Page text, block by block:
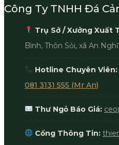
Công Ty TNHH Đá
Trụ Sở / Xưởng Xuất
Bình, Thôn Sỏi, xã An
Hotline Chuyên Viên:
081 3131 555 (Mr An)
Thư Ngỏ Báo Giá:
Cổng Thông Tin: